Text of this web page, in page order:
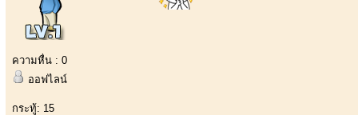
ความหื่น : 0
ออฟไลน์
กระทู้: 15